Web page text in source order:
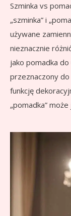
Szminka vs
„szminka” i
używane
nieznacznie
jako pomadka
przeznaczony
funkcję
„pomadka”